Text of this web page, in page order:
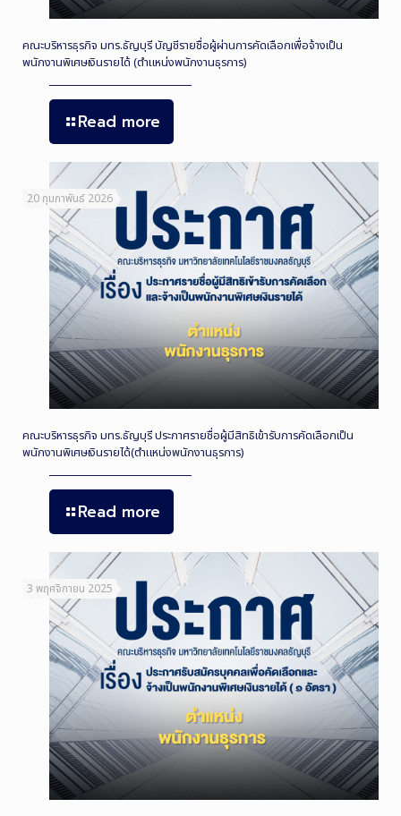
คณะบริหารธุรกิจ มทร.ธัญบุรี บัญชีรายชื่อผู้ผ่านการคัดเลือกเพื่อจ้างเป็น
พนักงานพิเศษเงินรายได้ (ตำแหน่งพนักงานธุรการ)
Read more
20 กุมภาพันธ์ 2026
คณะบริหารธุรกิจ มทร.ธัญบุรี ประกาศรายชื่อผู้มีสิทธิเข้ารับการคัดเลือกเป็น
พนักงานพิเศษเงินรายได้(ตำแหน่งพนักงานธุรการ)
Read more
3 พฤศจิกายน 2025